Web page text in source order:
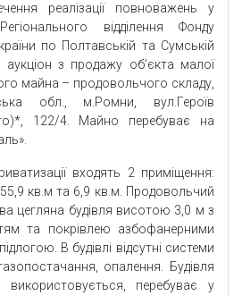
реалізації повноважень у
відділення Фонду
по Полтавській та Сумській
з продажу об’єкта малої
майна – продовольчого складу,
обл., м.Ромни, вул.Героїв
122/4. Майно перебуває на
входять 2 приміщення:
кв.м та 6,9 кв.м. Продовольчий
цегляна будівля висотою 3,0 м з
та покрівлею азбофанерними
В будівлі відсутні системи
опалення. Будівля
перебуває у